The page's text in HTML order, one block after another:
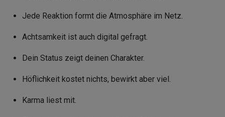
Jede Reaktion formt die Atmosphäre im Netz.
Achtsamkeit ist auch digital gefragt.
Dein Status zeigt deinen Charakter.
Höflichkeit kostet nichts, bewirkt aber viel.
Karma liest mit.